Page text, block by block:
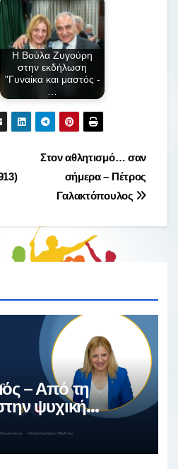
Η Βούλα Ζυγούρη
στην εκδήλωση
"Γυναίκα και μαστός -
…
Στον αθλητισμό… σαν
σήμερα – Πέτρος
Γαλακτόπουλος
– Από τη
ψυχική